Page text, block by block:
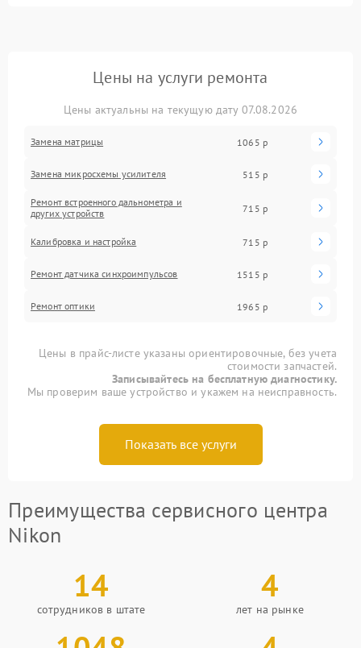
Цены на услуги ремонта
Цены актуальны на текущую дату 07.08.2026
Замена матрицы 1065 р
Замена микросхемы усилителя 515 р
Ремонт встроенного дальнометра и
других устройств
715 р
Калибровка и настройка 715 р
Ремонт датчика синхроимпульсов 1515 р
Ремонт оптики 1965 р
Цены в прайс-листе указаны ориентировочные, без учета
стоимости запчастей.
Записывайтесь на бесплатную диагностику.
Мы проверим ваше устройство и укажем на неисправность.
Показать все услуги
Преимущества сервисного центра
Nikon
14
сотрудников в штате
4
лет на рынке